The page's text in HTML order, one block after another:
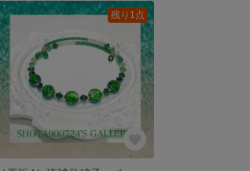
残り1点